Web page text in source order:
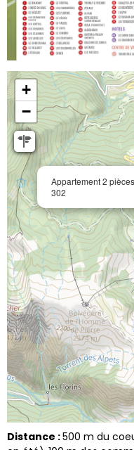
Appartement 2
302
+
−
Distance :500 m du